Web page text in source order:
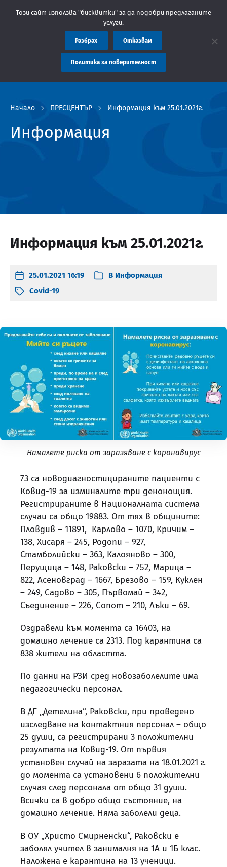
Областна администрация Пловдив препоръчва
Начало ПРЕСЦЕНТЪР Информация към 25.01.2021г.
Информация
Информация към 25.01.2021г.
25.01.2021 16:19 В Информация
Covid-19
Намалете риска от заразяване с коронавирус
73 са новодиагностицираните пациенти с
Ковид-19 за изминалите три денонощия.
Регистрираните в Националната система
случаи са общо 19883. От тях в общините:
Пловдив – 11891, Карлово – 1070, Кричим –
138, Хисаря – 245, Родопи – 927,
Стамболийски – 363, Калояново – 300,
Перущица – 148, Раковски – 752, Марица –
822, Асеновград – 1667, Брезово – 159, Куклен
– 249, Садово – 305, Първомай – 342,
Съединение – 226, Сопот – 210, Лъки – 69.
Оздравели към момента са 16403, на
домашно лечение са 2313. Под карантина са
838 жители на областта.
По данни на РЗИ сред новозаболелите има
педагогически персонал.
В ДГ „Детелина“, Раковски, при проведено
изследване на контактния персонал – общо
25 души, са регистрирани 3 положителни
резултата на Ковид-19. От първия
установен случай на заразата на 18.01.2021 г.
до момента са установени 6 положителни
случая след персонала от общо 31 души.
Всички са в добро общо състояние, на
домашно лечение. Няма заболели деца.
В ОУ „Христо Смирненски“, Раковски е
заболял учител в занималня на 1А и 1Б клас.
Наложена е карантина на 13 ученици.
Този сайт използва "бисквитки" за да подобри предлаганите
услуги.
Разбрах Отказвам
Политика за поверителност